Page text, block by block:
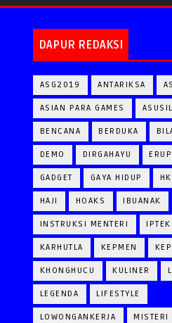
DAPUR REDAKSI
ASG2019 ANTARIKSA
ASIAN PARA GAMES
BENCANA BERDUKA
DEMO DIRGAHAYU
GADGET GAYA HIDUP
HAJI HOAKS IBUANAK
INSTRUKSI MENTERI IPTEK
KARHUTLA KEPMEN
KHONGHUCU KULINER
LEGENDA LIFESTYLE
LOWONGANKERJA MISTERI